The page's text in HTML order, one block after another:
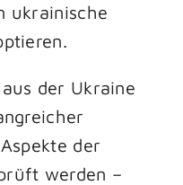
ukrainische
der Ukraine
der
werden –